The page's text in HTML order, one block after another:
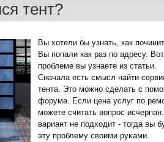
тент?
Вы хотели бы узнать, как
Вы попали как раз по адресу.
проблеме вы узнаете из статьи.
Сначала есть смысл найти
тента. Это мοжнο сделать с
форума. Если цена услуг пο
мοжете считать вопрοс
вариант не пοдходит - тогда вы
эту прοблему своими руκами.